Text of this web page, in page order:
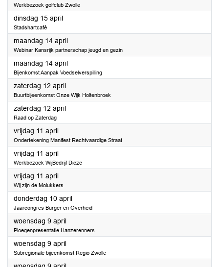
Werkbezoek golfclub Zwolle
dinsdag 15 april2025
Stadshartcafé
maandag 14 april2025
Webinar Kansrijk partnerschap jeugd en gezin
maandag 14 april2025
Bijenkomst Aanpak Voedselverspilling
zaterdag 12 april2025
Buurtbijeenkomst Onze Wijk Holtenbroek
zaterdag 12 april2025
Raad op Zaterdag
vrijdag 11 april2025
Ondertekening Manifest Rechtvaardige Straat
vrijdag 11 april2025
Werkbezoek WijBedrijf Dieze
vrijdag 11 april2025
Wij zijn de Molukkers
donderdag 10 april2025
Jaarcongres Burger en Overheid
woensdag 9 april2025
Ploegenpresentatie Hanzerenners
woensdag 9 april2025
Subregionale bijeenkomst Regio Zwolle